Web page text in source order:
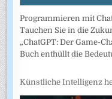
Programmieren mit
Tauchen Sie in die
„ChatGPT: Der Game-
Buch enthüllt die
Künstliche Intelligenz